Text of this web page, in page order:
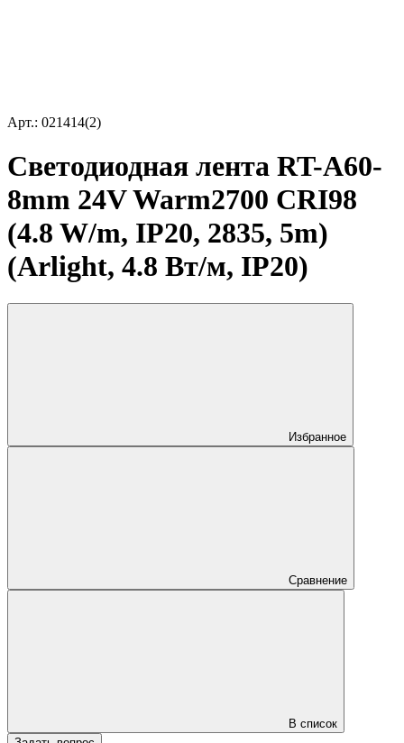
Арт.: 021414(2)
Светодиодная лента RT-A60-
8mm 24V Warm2700 CRI98
(4.8 W/m, IP20, 2835, 5m)
(Arlight, 4.8 Вт/м, IP20)
Избранное
Сравнение
В список